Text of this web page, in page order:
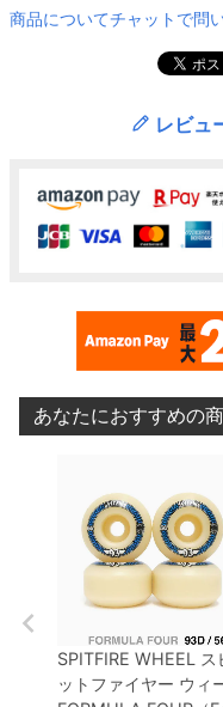
商品についてチャットで問
レビュ
あなたにおすすめの
SPITFIRE WHEEL
ス
ットファイヤー ウィ